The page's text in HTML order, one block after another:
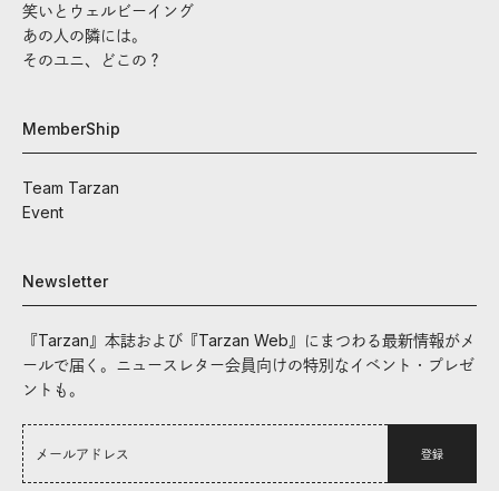
笑いとウェルビーイング
あの人の隣には。
そのユニ、どこの？
MemberShip
Team Tarzan
Event
Newsletter
『Tarzan』本誌および『Tarzan Web』にまつわる最新情報がメ
ールで届く。ニュースレター会員向けの特別なイベント・プレゼ
ントも。
登録